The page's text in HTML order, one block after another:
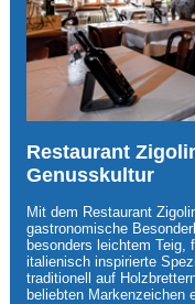
Restaurant
Genusskultur
Mit dem Restaurant
gastronomische
besonders leichtem Teig,
italienisch inspirierte
traditionell auf
beliebten Markenzeichen